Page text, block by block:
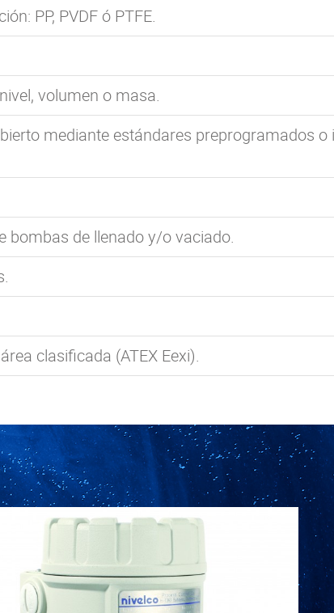
PP, PVDF ó PTFE.
volumen o masa.
mediante estándares preprogramados
bombas de llenado y/o vaciado.
clasificada (ATEX Eexi).